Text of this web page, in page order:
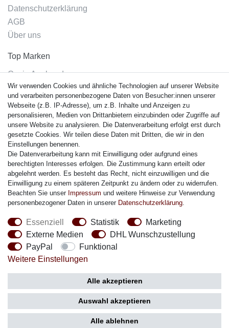
Datenschutzerklärung
AGB
Über uns
Top Marken
Casio Armband
Festina Armband
Citizen Armband
M. Lacroix Armband
J. Lemans Armband
Uhrenarmbänder - Alle
Sicherheit
Social Media
Zahlung
Wir verwenden Cookies und ähnliche Technologien auf unserer Website
und verarbeiten personenbezogene Daten von Besucher:innen unserer
Webseite (z.B. IP-Adresse), um z.B. Inhalte und Anzeigen zu
personalisieren, Medien von Drittanbietern einzubinden oder Zugriffe auf
unsere Website zu analysieren. Die Datenverarbeitung erfolgt erst durch
gesetzte Cookies. Wir teilen diese Daten mit Dritten, die wir in den
Einstellungen benennen.
Die Datenverarbeitung kann mit Einwilligung oder aufgrund eines
berechtigten Interesses erfolgen. Die Zustimmung kann erteilt oder
abgelehnt werden. Es besteht das Recht, nicht einzuwilligen und die
Einwilligung zu einem späteren Zeitpunkt zu ändern oder zu widerrufen.
Beachten Sie unser Impressum und weitere Hinweise zur Verwendung
personenbezogener Daten in unserer Daten­schutz­erklärung
Essenziell Statistik
Marketing
Externe Medien
DHL Wunschzustellung
PayPal
Funktional
Weitere Einstellungen
Alle akzeptieren
Auswahl akzeptieren
Alle ablehnen